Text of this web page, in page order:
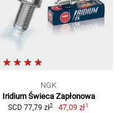
NGK
Iridium Świeca Zapłonowa
SCD 77,79 zł2 47,09 zł1